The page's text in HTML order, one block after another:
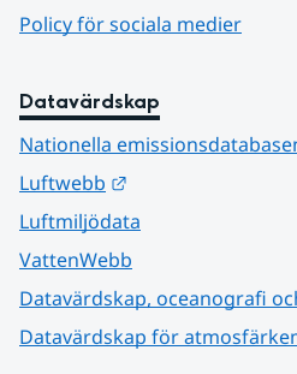
Policy för sociala medier
Datavärdskap
Nationella
Luftwebb
Luftmiljödata
VattenWebb
Datavärdskap, oceanografi
Datavärdskap för